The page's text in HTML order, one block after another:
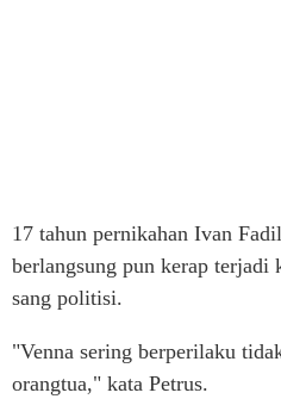
17 tahun pernikahan Ivan
berlangsung pun kerap
sang politisi.
"Venna sering berperilaku
orangtua," kata Petrus.